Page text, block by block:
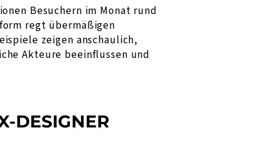
Besuchern im Monat rund
regt übermäßigen
zeigen anschaulich,
Akteure beeinflussen und
DESIGNER